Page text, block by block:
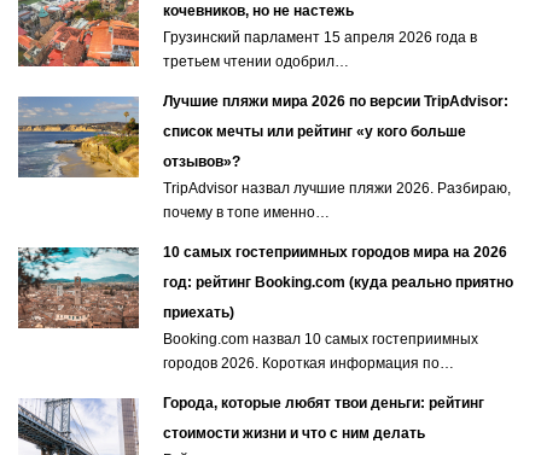
кочевников, но не настежь
Грузинский парламент 15 апреля 2026 года в
третьем чтении одобрил…
Лучшие пляжи мира 2026 по версии TripAdvisor:
список мечты или рейтинг «у кого больше
отзывов»?
TripAdvisor назвал лучшие пляжи 2026. Разбираю,
почему в топе именно…
10 самых гостеприимных городов мира на 2026
год: рейтинг Booking.com (куда реально приятно
приехать)
Booking.com назвал 10 самых гостеприимных
городов 2026. Короткая информация по…
Города, которые любят твои деньги: рейтинг
стоимости жизни и что с ним делать